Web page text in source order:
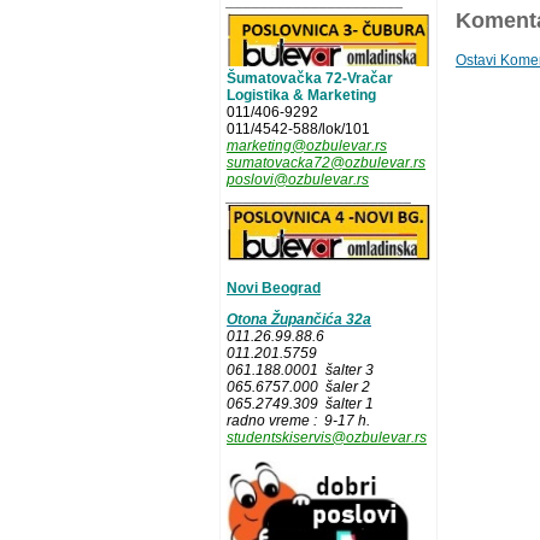
Šumatovačka 72-Vračar
Logistika & Marketing
011/406-9292
011/4542-588/lok/101
marketing@ozbulevar.rs
sumatovacka72@ozbulevar.rs
poslovi@ozbulevar.rs
Novi Beograd
Otona Župančića 32a
011.26.99.88.6
011.201.5759
061.188.0001 šalter 3
065.6757.000 šaler 2
065.2749.309 šalter 1
radno vreme : 9-17 h.
studentskiservis@ozbulevar.rs
Ostavi